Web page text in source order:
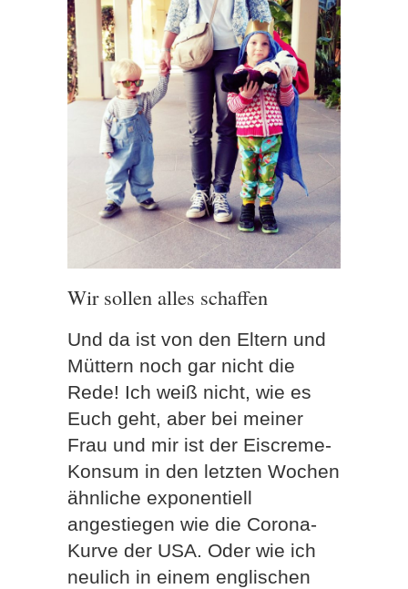
Wir sollen alles schaffen
Und da ist von den Eltern und
Müttern noch gar nicht die
Rede! Ich weiß nicht, wie es
Euch geht, aber bei meiner
Frau und mir ist der Eiscreme-
Konsum in den letzten Wochen
ähnliche exponentiell
angestiegen wie die Corona-
Kurve der USA. Oder wie ich
neulich in einem englischen